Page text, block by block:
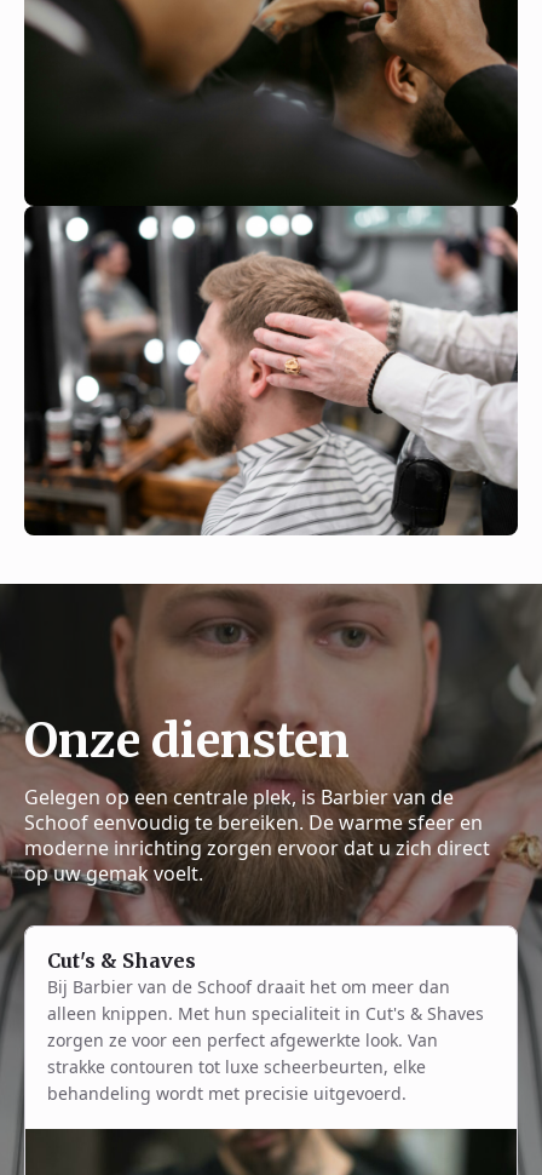
Onze diensten
Gelegen op een centrale plek, is Barbier van de
Schoof eenvoudig te bereiken. De warme sfeer en
moderne inrichting zorgen ervoor dat u zich direct
op uw gemak voelt.
Cut's & Shaves
Bij Barbier van de Schoof draait het om meer dan
alleen knippen. Met hun specialiteit in Cut's & Shaves
zorgen ze voor een perfect afgewerkte look. Van
strakke contouren tot luxe scheerbeurten, elke
behandeling wordt met precisie uitgevoerd.